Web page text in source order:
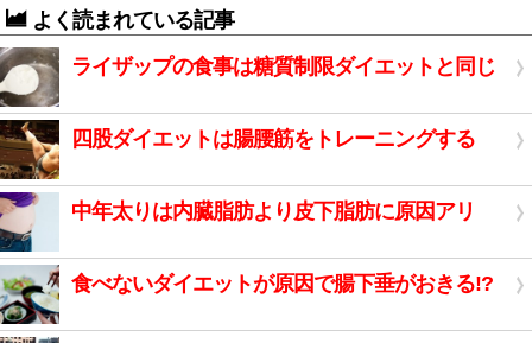
よく読まれている記事
ライザップの食事は糖質制限ダイエットと同じ
四股ダイエットは腸腰筋をトレーニングする
中年太りは内臓脂肪より皮下脂肪に原因アリ
食べないダイエットが原因で腸下垂がおきる!?